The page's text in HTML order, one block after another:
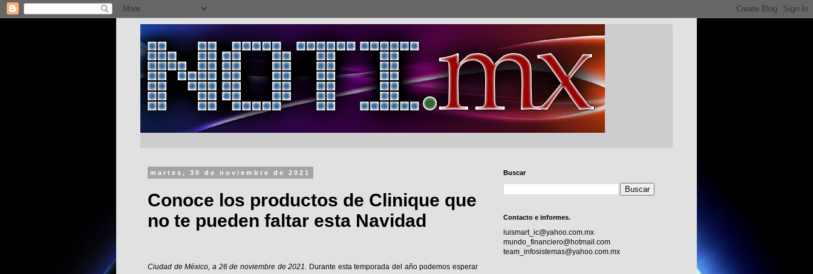
martes, 30 de noviembre de 2021
Conoce los productos de Clinique que
no te pueden faltar esta Navidad
Ciudad de México, a 26 de noviembre de 2021. Durante esta temporada del año podemos esperar
Buscar
Contacto e informes.
luismart_ic@yahoo.com.mx
mundo_financiero@hotmail.com
team_infosistemas@yahoo.com.mx